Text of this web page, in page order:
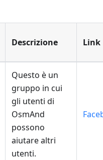
Descrizione Link
Questo è un
gruppo in cui
gli utenti di
OsmAnd
possono
aiutare altri
utenti.